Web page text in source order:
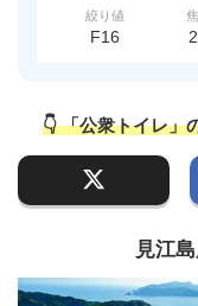
絞り値
F16
👇 「公衆トイレ」
見江